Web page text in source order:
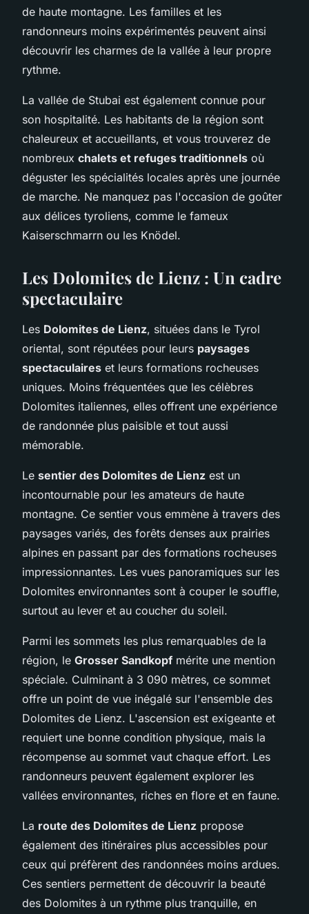
de haute montagne. Les familles et les
randonneurs moins expérimentés peuvent ainsi
découvrir les charmes de la vallée à leur propre
rythme.
La vallée de Stubai est également connue pour
son hospitalité. Les habitants de la région sont
chaleureux et accueillants, et vous trouverez de
nombreux chalets et refuges traditionnels où
déguster les spécialités locales après une journée
de marche. Ne manquez pas l'occasion de goûter
aux délices tyroliens, comme le fameux
Kaiserschmarrn ou les Knödel.
Les Dolomites de Lienz : Un cadre
spectaculaire
Les Dolomites de Lienz, situées dans le Tyrol
oriental, sont réputées pour leurs paysages
spectaculaires et leurs formations rocheuses
uniques. Moins fréquentées que les célèbres
Dolomites italiennes, elles offrent une expérience
de randonnée plus paisible et tout aussi
mémorable.
Le sentier des Dolomites de Lienz est un
incontournable pour les amateurs de haute
montagne. Ce sentier vous emmène à travers des
paysages variés, des forêts denses aux prairies
alpines en passant par des formations rocheuses
impressionnantes. Les vues panoramiques sur les
Dolomites environnantes sont à couper le souffle,
surtout au lever et au coucher du soleil.
Parmi les sommets les plus remarquables de la
région, le Grosser Sandkopf mérite une mention
spéciale. Culminant à 3 090 mètres, ce sommet
offre un point de vue inégalé sur l'ensemble des
Dolomites de Lienz. L'ascension est exigeante et
requiert une bonne condition physique, mais la
récompense au sommet vaut chaque effort. Les
randonneurs peuvent également explorer les
vallées environnantes, riches en flore et en faune.
La route des Dolomites de Lienz propose
également des itinéraires plus accessibles pour
ceux qui préfèrent des randonnées moins ardues.
Ces sentiers permettent de découvrir la beauté
des Dolomites à un rythme plus tranquille, en